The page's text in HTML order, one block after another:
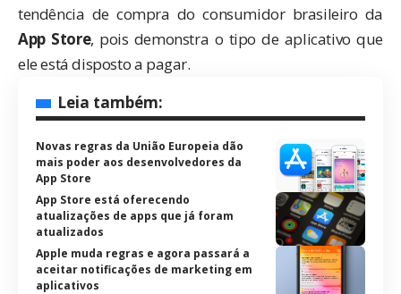
tendência de compra do consumidor brasileiro da
App Store, pois demonstra o tipo de aplicativo que
ele está disposto a pagar.
Leia também:
Novas regras da União Europeia dão
mais poder aos desenvolvedores da
App Store
App Store está oferecendo
atualizações de apps que já foram
atualizados
Apple muda regras e agora passará a
aceitar notificações de marketing em
aplicativos